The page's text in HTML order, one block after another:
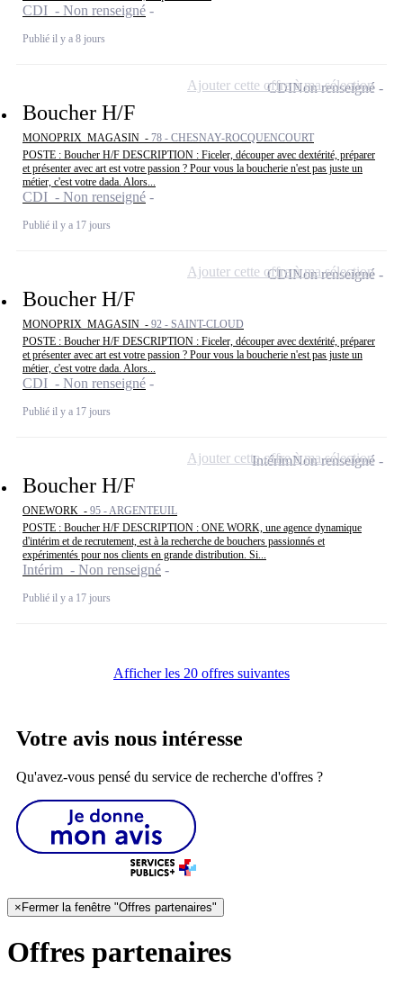
CDI - Non renseigné
Publié il y a 8 jours
Boucher H/F
MONOPRIX_MAGASIN - 78 - CHESNAY-ROCQUENCOURT
POSTE : Boucher H/F DESCRIPTION : Ficeler, découper avec dextérité, préparer
et présenter avec art est votre passion ? Pour vous la boucherie n'est pas juste un
métier, c'est votre dada. Alors...
CDI - Non renseigné
Publié il y a 17 jours
CDINon renseigné
Ajouter cette offre à ma sélection
Boucher H/F
MONOPRIX_MAGASIN - 92 - SAINT-CLOUD
POSTE : Boucher H/F DESCRIPTION : Ficeler, découper avec dextérité, préparer
et présenter avec art est votre passion ? Pour vous la boucherie n'est pas juste un
métier, c'est votre dada. Alors...
CDI - Non renseigné
Publié il y a 17 jours
CDINon renseigné
Ajouter cette offre à ma sélection
Boucher H/F
ONEWORK - 95 - ARGENTEUIL
POSTE : Boucher H/F DESCRIPTION : ONE WORK, une agence dynamique
d'intérim et de recrutement, est à la recherche de bouchers passionnés et
expérimentés pour nos clients en grande distribution. Si...
Intérim - Non renseigné
Publié il y a 17 jours
IntérimNon renseigné
Ajouter cette offre à ma sélection
Afficher les 20 offres suivantes
Votre avis nous intéresse
Qu'avez-vous pensé du service de recherche d'offres ?
×Fermer la fenêtre "Offres partenaires"
Offres partenaires